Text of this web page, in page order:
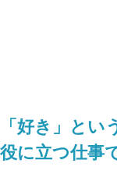
「好き」とい
役に立つ仕事